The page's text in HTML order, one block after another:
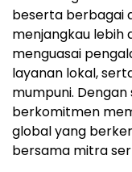
beserta berbagai
menjangkau lebih
menguasai
layanan lokal,
mumpuni. Dengan
berkomitmen
global yang
bersama mitra